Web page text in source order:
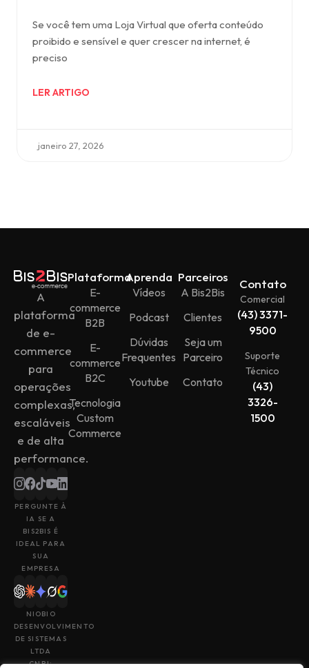
Se você tem uma Loja Virtual que oferta conteúdo
proibido e sensível e quer crescer na internet, é
preciso
LER ARTIGO
janeiro 27, 2026
A
plataforma
de e-
commerce
para
operações
complexas,
escaláveis
e de alta
performance.
PERGUNTE À
IA SE A
BIS2BIS É
IDEAL PARA
SUA
EMPRESA
NIOBIO
DESENVOLVIMENTO
DE SISTEMAS
LTDA
CNPJ:
Plataforma
E-
commerce
B2B
E-
commerce
B2C
Tecnologia
Custom
Commerce
Aprenda
Vídeos
Podcast
Dúvidas
Frequentes
Youtube
Parceiros
A Bis2Bis
Clientes
Seja um
Parceiro
Contato
Contato
Comercial
(43) 3371-
9500
Suporte
Técnico
(43)
3326-
1500